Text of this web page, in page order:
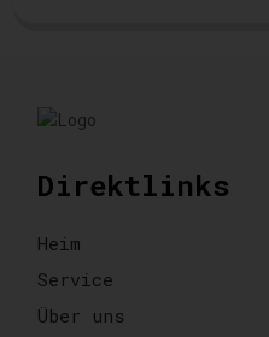
Direktlinks
Heim
Service
Über uns